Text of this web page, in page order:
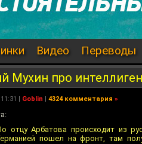
Видео Переводы
Мухин про
| Goblin | 4324 комментария »
отцу Арбатова происходит из
пошел на фронт, там